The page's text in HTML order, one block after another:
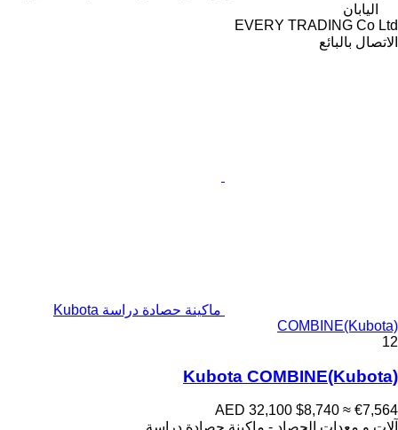
اليابان
EVERY TRADING Co Ltd
الاتصال بالبائع
ماكينة حصادة دراسة Kubota
COMBINE(Kubota)
12
Kubota COMBINE(Kubota)
AED 32,100 $8,740 ≈ €7,564